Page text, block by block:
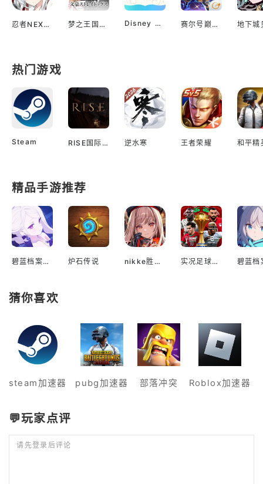
忍者NEXUS 闪乱神乐 梦之王国与沉睡的100王子 Disney Sparklink Stars 赛尔号巅峰之战
热门游戏
Steam RISE国际服 逆水寒 王者荣耀 和平精
精品手游推荐
碧蓝档案国际服 炉石传说 nikke胜利女神国际服 实况足球2022手游
猜你喜欢
steam加速器 pubg加速器 部落冲突 Roblox加速器
💬玩家点评
请先登录后评论